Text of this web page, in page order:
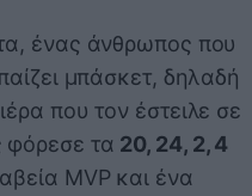
ένας άνθρωπος που
μπάσκετ, δηλαδή
που τον έστειλε σε
φόρεσε τα 20, 24, 2, 4
MVP και ένα